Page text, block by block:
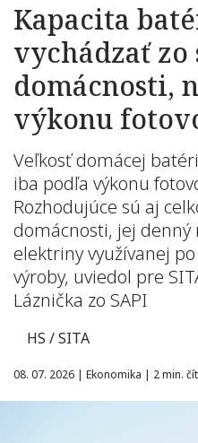
Kapacita
vychádzať
domácnosti,
výkonu
Veľkosť domácej
iba podľa výkonu
Rozhodujúce sú aj
domácnosti, jej denný
elektriny využívanej
výroby, uviedol pre
Láznička zo SAPI
HS / SITA
08. 07. 2026 | Ekonomika | 2 min.